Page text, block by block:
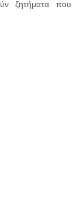
ζητήματα που